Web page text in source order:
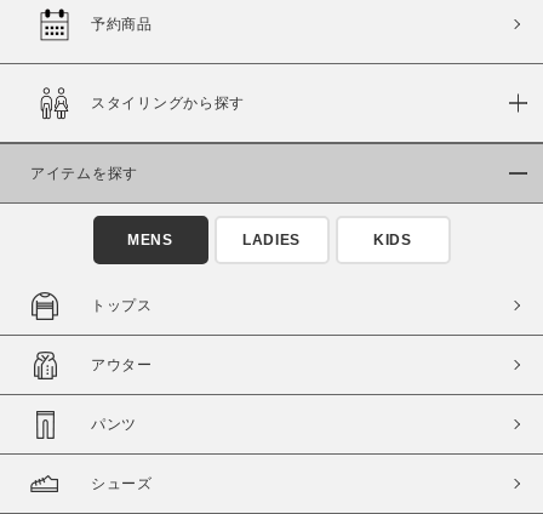
商品タイプ
通常商品
セール価格 WEB限定
在庫
在庫あり
予約商品
スタイリングから探す
アイテムを探す
MENS LADIES KIDS
トップス
アウター
パンツ
シューズ